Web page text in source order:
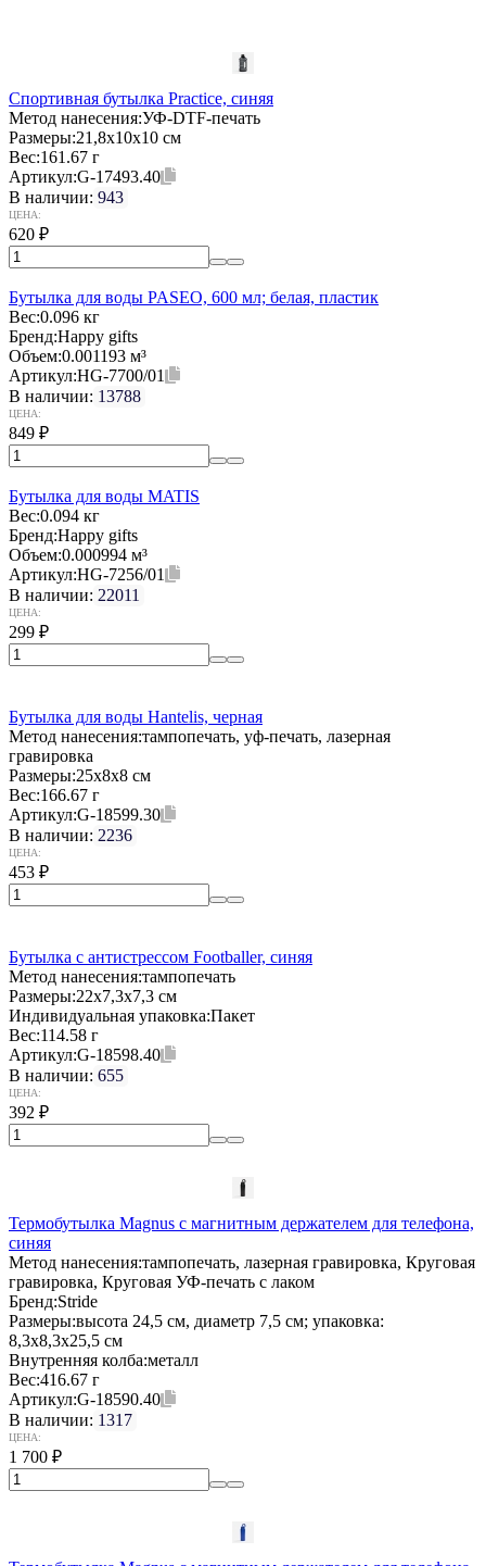
Спортивная бутылка Practice, синяя
Метод нанесения:УФ-DTF-печать
Размеры:21,8x10x10 см
Вес:161.67 г
Артикул:G-17493.40
В наличии: 943
ЦЕНА:
620 ₽
Бутылка для воды PASEO, 600 мл; белая, пластик
Вес:0.096 кг
Бренд:Happy gifts
Объем:0.001193 м³
Артикул:HG-7700/01
В наличии: 13788
ЦЕНА:
849 ₽
Бутылка для воды MATIS
Вес:0.094 кг
Бренд:Happy gifts
Объем:0.000994 м³
Артикул:HG-7256/01
В наличии: 22011
ЦЕНА:
299 ₽
Бутылка для воды Hantelis, черная
Метод нанесения:тампопечать, уф-печать, лазерная
гравировка
Размеры:25x8x8 см
Вес:166.67 г
Артикул:G-18599.30
В наличии: 2236
ЦЕНА:
453 ₽
Бутылка с антистрессом Footballer, синяя
Метод нанесения:тампопечать
Размеры:22x7,3x7,3 см
Индивидуальная упаковка:Пакет
Вес:114.58 г
Артикул:G-18598.40
В наличии: 655
ЦЕНА:
392 ₽
Термобутылка Magnus с магнитным держателем для телефона,
синяя
Метод нанесения:тампопечать, лазерная гравировка, Круговая
гравировка, Круговая УФ-печать с лаком
Бренд:Stride
Размеры:высота 24,5 см, диаметр 7,5 см; упаковка:
8,3x8,3x25,5 см
Внутренняя колба:металл
Вес:416.67 г
Артикул:G-18590.40
В наличии: 1317
ЦЕНА:
1 700 ₽